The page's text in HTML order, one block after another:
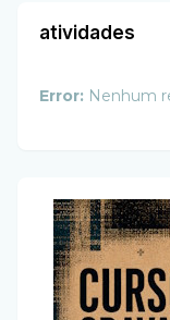
atividades
Error: Nenhum